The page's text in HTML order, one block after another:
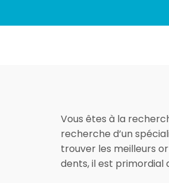
Vous êtes à la
recherche d’un
trouver les meilleurs
dents, il est primordial